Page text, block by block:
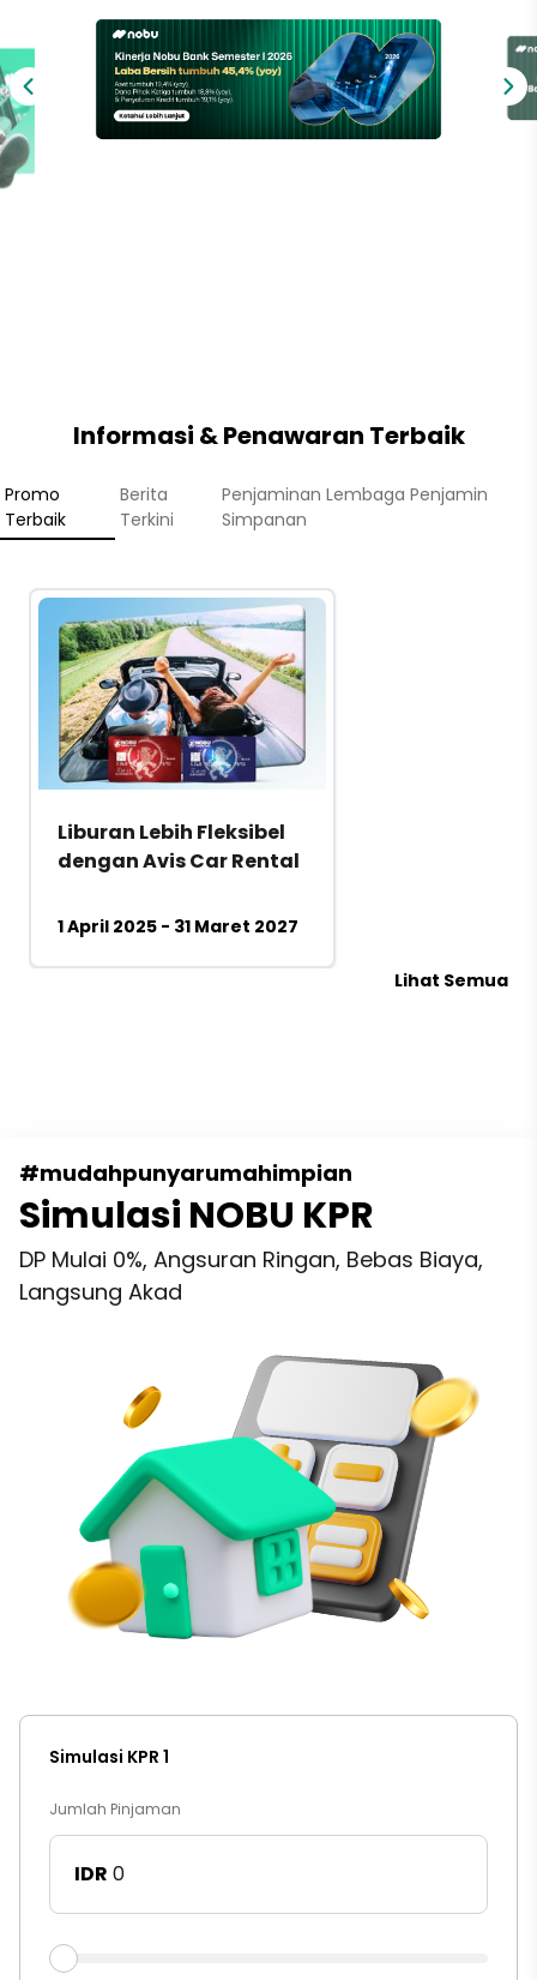
Informasi & Penawaran Terbaik
Promo
Terbaik
Berita
Terkini
Penjaminan Lembaga Penjamin
Simpanan
Liburan Lebih Fleksibel
dengan Avis Car Rental
1 April 2025 - 31 Maret 2027
Lihat Semua
#mudahpunyarumahimpian
Simulasi NOBU KPR
DP Mulai 0%, Angsuran Ringan, Bebas Biaya,
Langsung Akad
Simulasi KPR 1
Jumlah Pinjaman
IDR